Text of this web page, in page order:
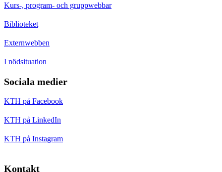
Kurs-, program- och gruppwebbar
Biblioteket
Externwebben
I nödsituation
Sociala medier
KTH på Facebook
KTH på LinkedIn
KTH på Instagram
Kontakt